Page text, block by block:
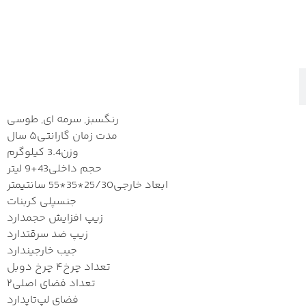
رنگسبز, سرمه ای, طوسی
مدت زمان گارانتی۵ سال
وزن3.4 کیلوگرم
حجم داخلی43+9 لیتر
ابعاد خارجی25/30*35*55 سانتیمتر
جنسپلی کربنات
زیپ افزایش حجمدارد
زیپ ضد سرقتدارد
جیب خارجیندارد
تعداد چرخ۴ چرخ دوبل
تعداد فضای اصلی۲
فضای لپ‌تاپدارد